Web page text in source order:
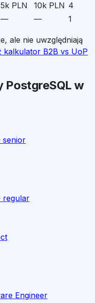
5k PLN 10k PLN 4
— — 1
ale nie uwzględniają
kalkulator B2B vs UoP
PostgreSQL w
senior
regular
Engineer